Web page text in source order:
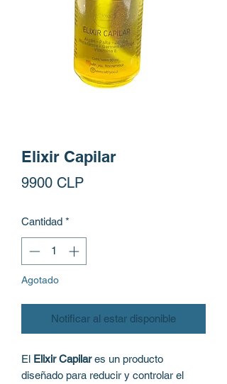
Elixir Capilar
9900 CLPPrecio
Cantidad *
Agotado
Notificar al estar disponible
El Elixir Capilares un producto
diseñado para reducir y controlar el